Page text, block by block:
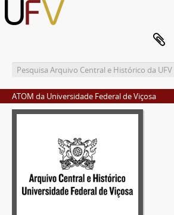
ATOM da Universidade Federal de Viçosa